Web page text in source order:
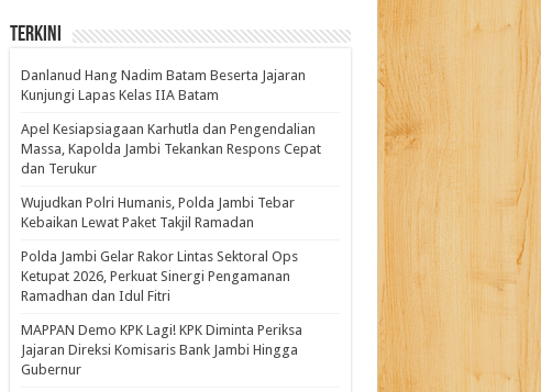
Terkini
Danlanud Hang Nadim Batam Beserta Jajaran
Kunjungi Lapas Kelas IIA Batam
Apel Kesiapsiagaan Karhutla dan Pengendalian
Massa, Kapolda Jambi Tekankan Respons Cepat
dan Terukur
Wujudkan Polri Humanis, Polda Jambi Tebar
Kebaikan Lewat Paket Takjil Ramadan
Polda Jambi Gelar Rakor Lintas Sektoral Ops
Ketupat 2026, Perkuat Sinergi Pengamanan
Ramadhan dan Idul Fitri
‎MAPPAN Demo KPK Lagi! KPK Diminta Periksa
Jajaran Direksi Komisaris Bank Jambi Hingga
Gubernur ‎